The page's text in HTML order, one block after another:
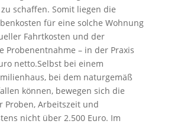
schaffen. Somit liegen die
für eine solche Wohnung
Fahrtkosten und der
Probenentnahme – in der Praxis
netto.Selbst bei einem
bei dem naturgemäß
können, bewegen sich die
Proben, Arbeitszeit und
nicht über 2.500 Euro. Im